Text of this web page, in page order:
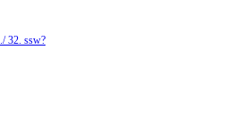
32. ssw?